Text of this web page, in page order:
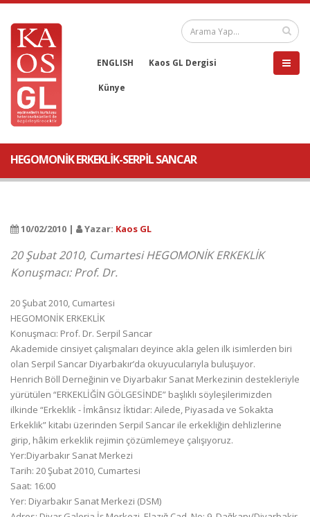
ENGLISH Kaos GL Dergisi
Künye
HEGOMONİK ERKEKLİK-SERPİL SANCAR
10/02/2010 | Yazar: Kaos GL
20 Şubat 2010, Cumartesi HEGOMONİK ERKEKLİK
Konuşmacı: Prof. Dr.
20 Şubat 2010, Cumartesi
HEGOMONİK ERKEKLİK
Konuşmacı: Prof. Dr. Serpil Sancar
Akademide cinsiyet çalışmaları deyince akla gelen ilk isimlerden biri
olan Serpil Sancar Diyarbakır’da okuyucularıyla buluşuyor.
Henrich Böll Derneğinin ve Diyarbakır Sanat Merkezinin destekleriyle
yürütülen “ERKEKLİĞİN GÖLGESİNDE” başlıklı söyleşilerimizden
ilkinde “Erkeklik - İmkânsız İktidar: Ailede, Piyasada ve Sokakta
Erkeklik” kitabı üzerinden Serpil Sancar ile erkekliğin dehlizlerine
girip, hâkim erkeklik rejimin çözümlemeye çalışıyoruz.
Yer:Diyarbakır Sanat Merkezi
Tarih: 20 Şubat 2010, Cumartesi
Saat: 16:00
Yer: Diyarbakır Sanat Merkezi (DSM)